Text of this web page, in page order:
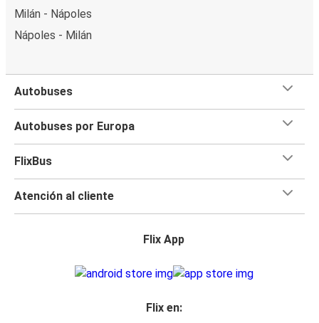
Milán - Nápoles
Nápoles - Milán
Autobuses
Autobuses por Europa
FlixBus
Atención al cliente
Flix App
Flix en: